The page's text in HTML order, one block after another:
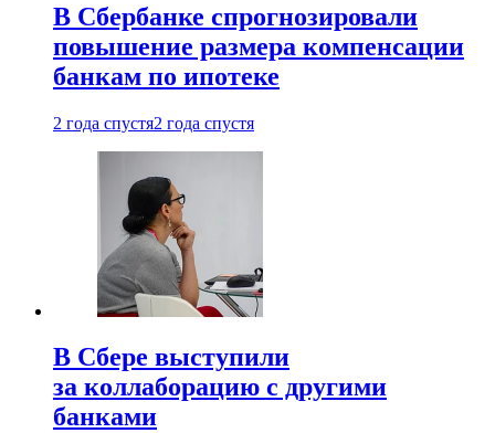
В Сбербанке спрогнозировали
повышение размера компенсации
банкам по ипотеке
2 года спустя2 года спустя
В Сбере выступили
за коллаборацию с другими
банками